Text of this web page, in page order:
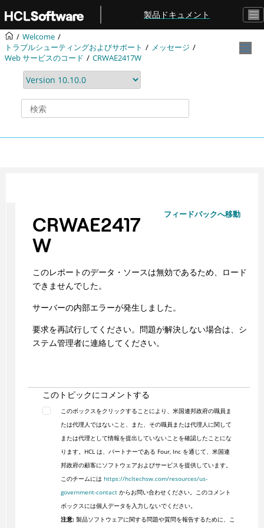
メインコンテンツにジャンプ
製品ドキュメント
Welcome
トラブルシューティングおよびサポート
メッセージ
Web サービスのコード
CRWAE2417W
フィードバックへ移動
CRWAE2417
W
このレポートのデータ・ソースは無効であるため、ロード
できませんでした。
サーバーの内部エラーが発生しました。
要求を再試行してください。問題が解決しない場合は、シ
ステム管理者に連絡してください。
このトピックにコメントする
このボックスをクリックすることにより、米国連邦政府の職員ま
たは代理人ではないこと、また、その職員または代理人に関して
または代理として情報を提出していないことを確認したことにな
ります。HCL は、パートナーである Four, Inc を通じて、米国連
邦政府の顧客にソフトウェアおよびサービスを提供しています。
このチームには https://hcltechsw.com/resources/us-
government-contactからお問い合わせください。このコメント
ボックスには個人データを入力しないでください。
注意:製品ソフトウェアに関する問題や質問を報告するために、こ